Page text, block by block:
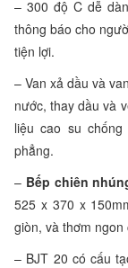
– 300 độ C dễ
thông báo cho
tiện lợi.
– Van xả dầu và
nước, thay dầu và
liệu cao su
phẳng.
– Bếp chiên
525 x 370 x
giòn, và thơm ngon
– BJT 20 có cấu